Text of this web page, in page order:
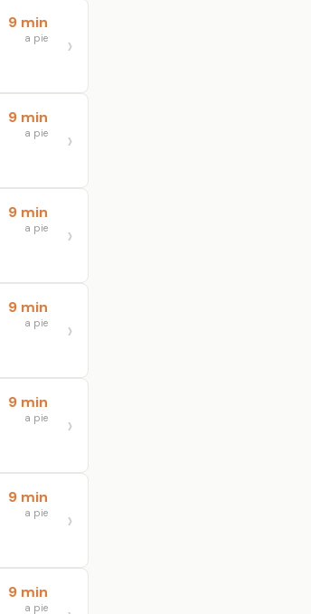
9 min
a pie
9 min
a pie
9 min
a pie
9 min
a pie
9 min
a pie
9 min
a pie
9 min
a pie